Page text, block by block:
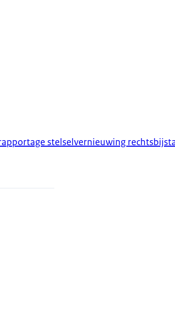
stelselvernieuwing